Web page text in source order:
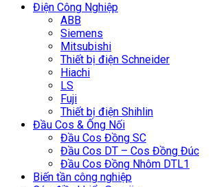
Điện Công Nghiệp
ABB
Siemens
Mitsubishi
Thiết bị điện Schneider
Hiachi
LS
Fuji
Thiết bị điện Shihlin
Đầu Cos & Ống Nối
Đầu Cos Đồng SC
Đầu Cos DT – Cos Đồng Đúc
Đầu Cos Đồng Nhôm DTL1
Biến tần công nghiệp